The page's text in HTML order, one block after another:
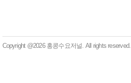
Copyright @2026 홍콩수요저널. All rights reserved.